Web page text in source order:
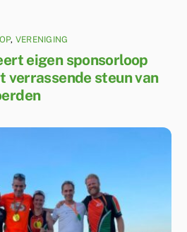
, VERENIGING
eigen sponsorloop
verrassende steun van